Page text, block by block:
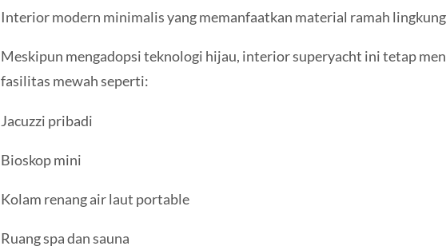
Interior modern minimalis yang memanfaatkan material ramah
Meskipun mengadopsi teknologi hijau, interior superyacht ini tetap
fasilitas mewah seperti:
Jacuzzi pribadi
Bioskop mini
Kolam renang air laut portable
Ruang spa dan sauna